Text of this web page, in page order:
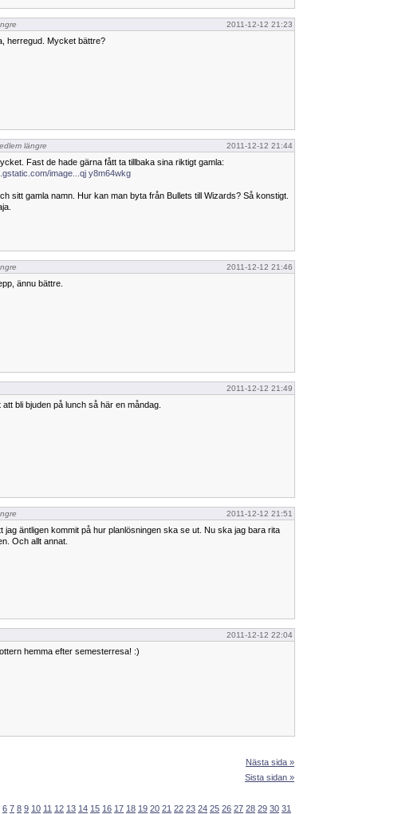
2011-12-12 21:23
herregud. Mycket bättre?
längre 2011-12-12 21:44
Fast de hade gärna fått ta tillbaka sina riktigt gamla:
image...qj y8m64wkg
sitt gamla namn. Hur kan man byta från Bullets till Wizards? Så konstigt.
2011-12-12 21:46
ännu bättre.
2011-12-12 21:49
att bli bjuden på lunch så här en måndag.
2011-12-12 21:51
jag äntligen kommit på hur planlösningen ska se ut. Nu ska jag bara rita
Och allt annat.
2011-12-12 22:04
hemma efter semesterresa! :)
Nästa sida »
Sista sidan »
6 7 8 9 10 11 12 13 14 15 16 17 18 19 20 21 22 23 24 25 26 27 28 29 30 31